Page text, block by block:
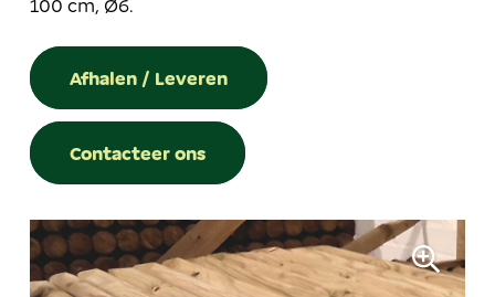
100 cm, Ø6.
Afhalen / Leveren
Contacteer ons